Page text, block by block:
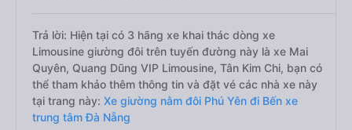
Trả lời: Hiện tại có 3 hãng xe khai thác dòng xe
Limousine giường đôi trên tuyến đường này là xe Mai
Quyên, Quang Dũng VIP Limousine, Tân Kim Chi, bạn có
thể tham khảo thêm thông tin và đặt vé các nhà xe này
tại trang này: Xe giường nằm đôi Phú Yên đi Bến xe
trung tâm Đà Nẵng